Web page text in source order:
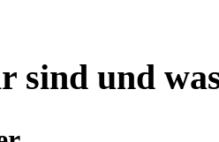
sind und